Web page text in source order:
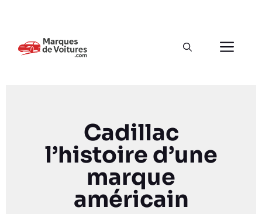
Cadillac
l’histoire d’une
marque
américain